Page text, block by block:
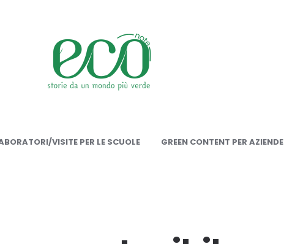
VISITE PER LE SCUOLE GREEN CONTENT PER AZIENDE